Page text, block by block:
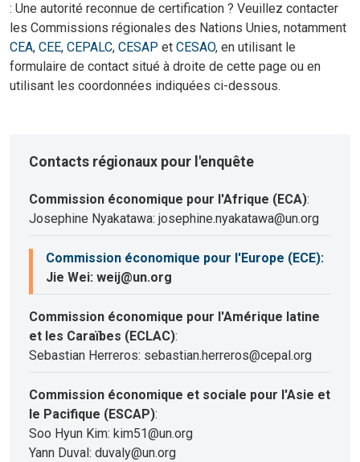
: Une autorité reconnue de certification ? Veuillez contacter
les Commissions régionales des Nations Unies, notamment
CEA, CEE, CEPALC, CESAP et CESAO, en utilisant le
formulaire de contact situé à droite de cette page ou en
utilisant les coordonnées indiquées ci-dessous.
Contacts régionaux pour l'enquête
Commission économique pour l'Afrique (ECA):
Josephine Nyakatawa: josephine.nyakatawa@un.org
Commission économique pour l'Europe (ECE):
Jie Wei: weij@un.org
Commission économique pour l'Amérique latine
et les Caraïbes (ECLAC):
Sebastian Herreros: sebastian.herreros@cepal.org
Commission économique et sociale pour l'Asie et
le Pacifique (ESCAP):
Soo Hyun Kim: kim51@un.org
Yann Duval: duvaly@un.org